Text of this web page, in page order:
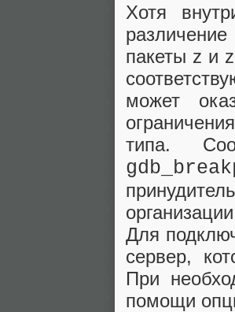
Хотя
пакеты z и
может
типа.
Для
сервер,
При
помощи